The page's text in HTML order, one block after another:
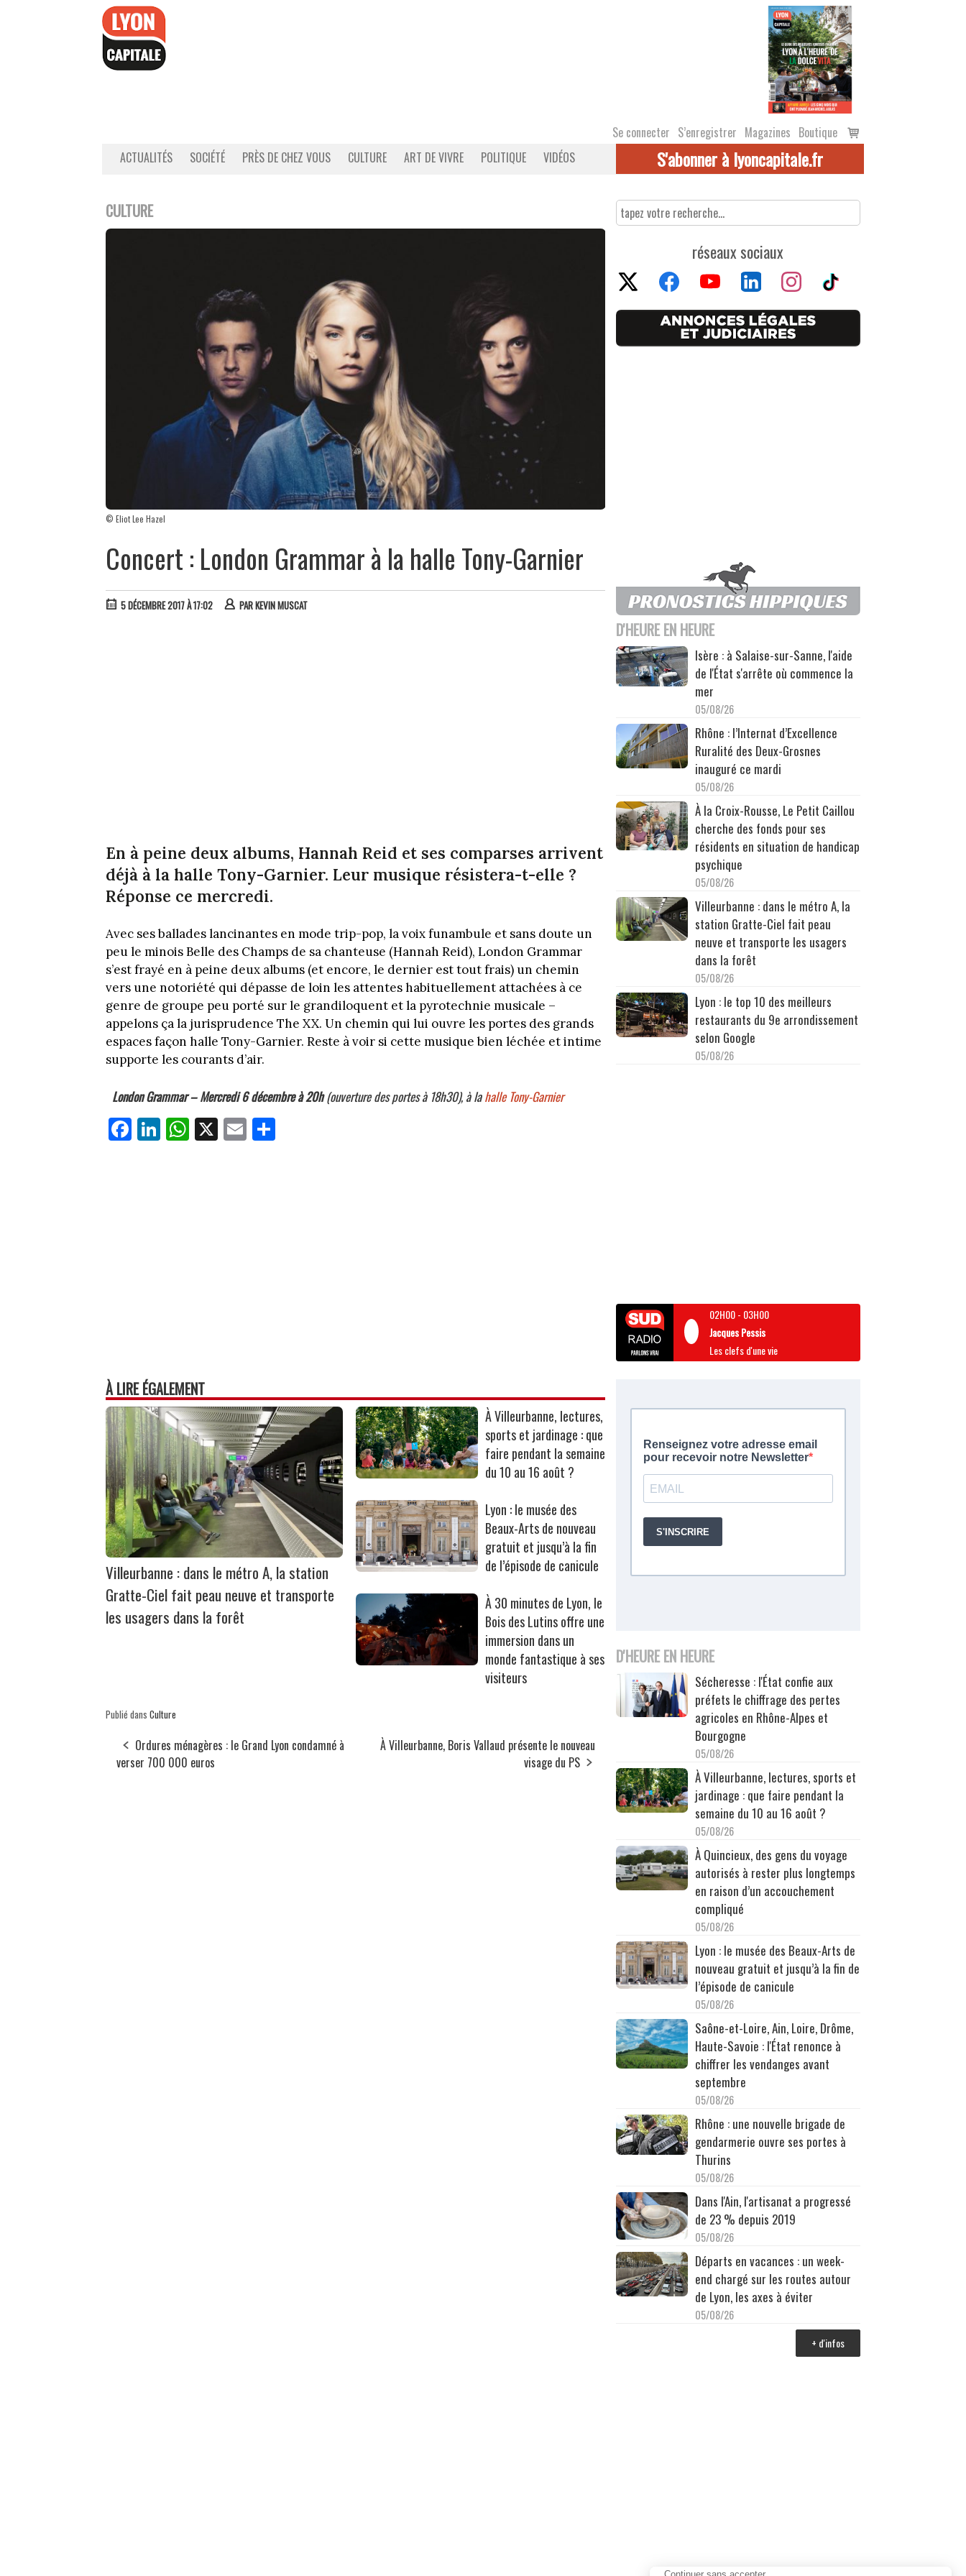
Se connecter S’enregistrer Magazines Boutique
Voir
le
ACTUALITÉS SOCIÉTÉ PRÈS DE CHEZ VOUS CULTURE ART DE VIVRE POLITIQUE VIDÉOS S'abonner à lyoncapitale.fr
CULTURE
© Eliot Lee Hazel
Concert : London Grammar à la halle Tony-Garnier
5 DÉCEMBRE 2017 À 17:02 PARKEVIN MUSCAT
En à peine deux albums, Hannah Reid et ses comparses arrivent
déjà à la halle Tony-Garnier. Leur musique résistera-t-elle ?
Réponse ce mercredi.
Avec ses ballades lancinantes en mode trip-pop, la voix funambule et sans doute un
peu le minois Belle des Champs de sa chanteuse (Hannah Reid), London Grammar
s’est frayé en à peine deux albums (et encore, le dernier est tout frais) un chemin
vers une notoriété qui dépasse de loin les attentes habituellement attachées à ce
genre de groupe peu porté sur le grandiloquent et la pyrotechnie musicale –
appelons ça la jurisprudence The XX. Un chemin qui lui ouvre les portes des grands
espaces façon halle Tony-Garnier. Reste à voir si cette musique bien léchée et intime
supporte les courants d’air.
London Grammar –Mercredi 6 décembre à 20h(ouverture des portes à 18h30), à lahalle Tony-Garnier
Fa
ce
Li
nk
W
ha
X E
m
À LIRE ÉGALEMENT
Villeurbanne : dans le métro A, la station
Gratte-Ciel fait peau neuve et transporte
les usagers dans la forêt
À Villeurbanne, lectures,
sports et jardinage : que
faire pendant la semaine
du 10 au 16 août ?
Lyon : le musée des
Beaux-Arts de nouveau
gratuit et jusqu’à la fin
de l’épisode de canicule
À 30 minutes de Lyon, le
Bois des Lutins offre une
immersion dans un
monde fantastique à ses
visiteurs
Publié dans Culture
Ordures ménagères : le Grand Lyon condamné à
verser 700 000 euros
À Villeurbanne, Boris Vallaud présente le nouveau
visage du PS
réseaux sociaux
D'HEURE EN HEURE
Isère : à Salaise-sur-Sanne, l'aide
de l'État s'arrête où commence la
mer
05/08/26
Rhône : l’Internat d’Excellence
Ruralité des Deux-Grosnes
inauguré ce mardi
05/08/26
À la Croix-Rousse, Le Petit Caillou
cherche des fonds pour ses
résidents en situation de handicap
psychique
05/08/26
Villeurbanne : dans le métro A, la
station Gratte-Ciel fait peau
neuve et transporte les usagers
dans la forêt
05/08/26
Lyon : le top 10 des meilleurs
restaurants du 9e arrondissement
selon Google
05/08/26
02H00- 03H00
Jacques Pessis
Les clefs d'une vie
D'HEURE EN HEURE
Sécheresse : l'État confie aux
préfets le chiffrage des pertes
agricoles en Rhône-Alpes et
Bourgogne
05/08/26
À Villeurbanne, lectures, sports et
jardinage : que faire pendant la
semaine du 10 au 16 août ?
05/08/26
À Quincieux, des gens du voyage
autorisés à rester plus longtemps
en raison d’un accouchement
compliqué
05/08/26
Lyon : le musée des Beaux-Arts de
nouveau gratuit et jusqu’à la fin de
l’épisode de canicule
05/08/26
Saône-et-Loire, Ain, Loire, Drôme,
Haute-Savoie : l'État renonce à
chiffrer les vendanges avant
septembre
05/08/26
Rhône : une nouvelle brigade de
gendarmerie ouvre ses portes à
Thurins
05/08/26
Dans l'Ain, l'artisanat a progressé
de 23 % depuis 2019
05/08/26
Départs en vacances : un week-
end chargé sur les routes autour
de Lyon, les axes à éviter
05/08/26
+ d'infos